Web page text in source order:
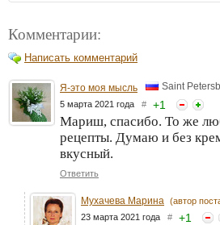
Комментарии:
Написать комментарий
Я-это моя мысль Saint
5 марта 2021 года # +1
Мариш, спасибо. То же
рецепты. Думаю и без
вкусный.
Ответить
Мухачева Марина (автор
23 марта 2021 года # +1